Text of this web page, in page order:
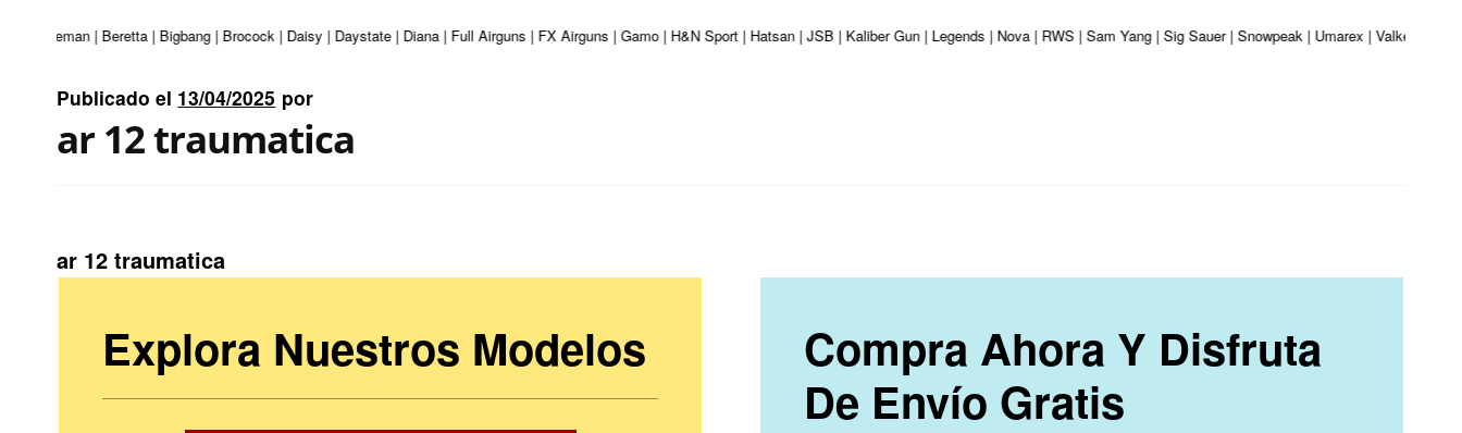
| Beretta | Bigbang | Brocock | Daisy | Daystate | Diana | Full Airguns | FX Airguns | Gamo | H&N Sport | Hatsan | JSB | Kaliber Gun | Legends | Nova | RWS | Sam Yang | Sig Sauer | Snowpeak | Umarex | Valken |
Publicado el 13/04/2025 por
ar 12 traumatica
ar 12 traumatica
Explora Nuestros Modelos
Compra Ahora Y Disfruta
De Envío Gratis